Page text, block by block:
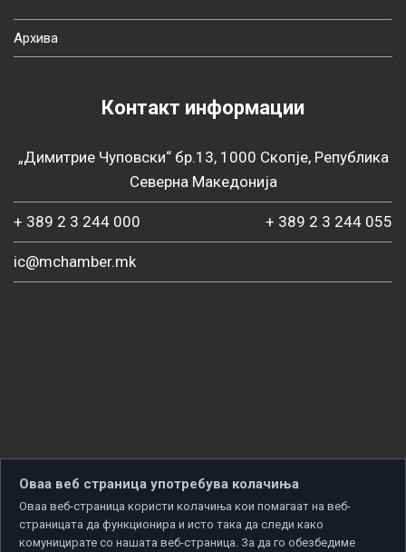
Архива
Контакт информации
„Димитрие Чуповски“ бр.13, 1000 Скопје, Република
Северна Македонија
+ 389 2 3 244 000 + 389 2 3 244 055
ic@mchamber.mk
Оваа веб страница употребува колачиња
Оваа веб-страница користи колачиња кои помагаат на веб-
страницата да функционира и исто така да следи како
комуницирате со нашата веб-страница. За да го обезбедиме